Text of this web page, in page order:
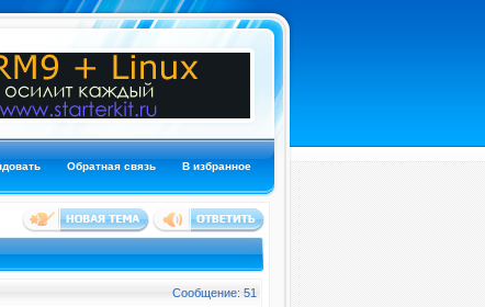
Обратная связь В избранное
Сообщение: 51